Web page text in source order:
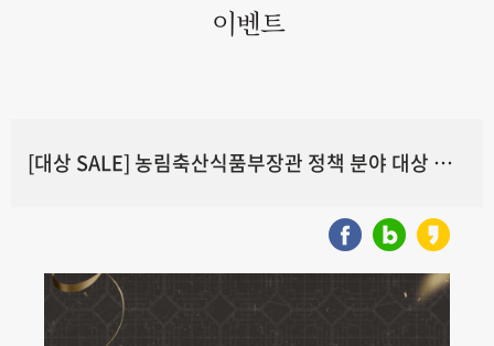
이벤트
[대상 SALE] 농림축산식품부장관 정책 분야 대상 기념